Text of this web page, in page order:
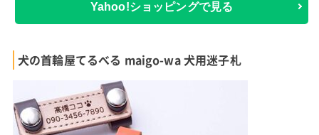
Yahoo!ショッピングで見る
犬の首輪屋てるべる maigo-wa 犬用迷子札